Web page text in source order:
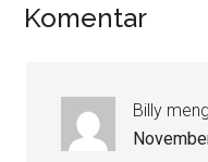
Komentar
Billy